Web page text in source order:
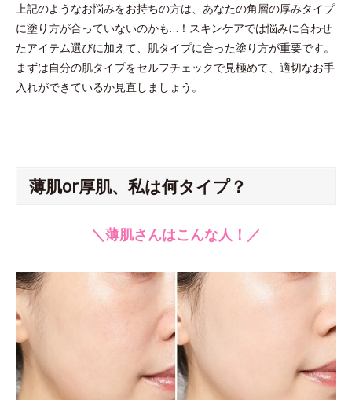
上記のようなお悩みをお持ちの方は、あなたの角層の厚みタイプ
に塗り方が合っていないのかも…！スキンケアでは悩みに合わせ
たアイテム選びに加えて、肌タイプに合った塗り方が重要です。
まずは自分の肌タイプをセルフチェックで見極めて、適切なお手
入れができているか見直しましょう。
薄肌or厚肌、私は何タイプ？
＼薄肌さんはこんな人！／